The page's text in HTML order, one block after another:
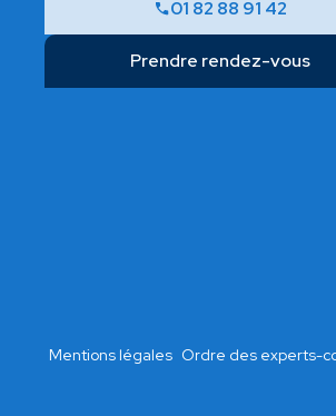
01 82 88 91 42
Prendre rendez-vous
Mentions légales Ordre des experts-